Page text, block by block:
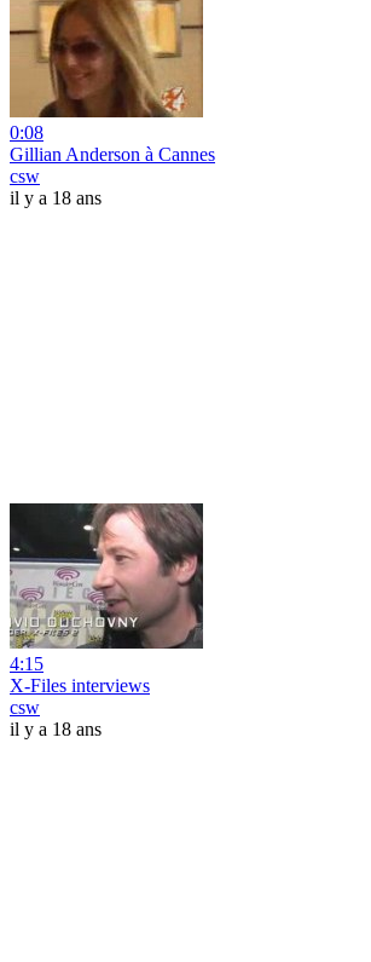
0:08
Gillian Anderson à Cannes
csw
il y a 18 ans
4:15
X-Files interviews
csw
il y a 18 ans